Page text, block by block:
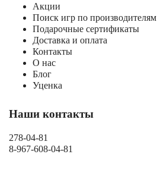
Акции
Поиск игр по производителям
Подарочные сертификаты
Доставка и оплата
Контакты
О нас
Блог
Уценка
Наши контакты
278-04-81
8-967-608-04-81